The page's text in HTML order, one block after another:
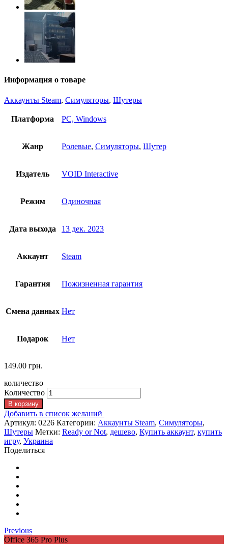
Информация о товаре
Аккаунты Steam, Симуляторы, Шутеры
Платформа PC, Windows
Жанр Ролевые, Симуляторы, Шутер
Издатель VOID Interactive
Режим Одиночная
Дата выхода 13 дек. 2023
Аккаунт Steam
Гарантия Пожизненная гарантия
Смена данных Нет
Подарок Нет
149.00 грн.
количество
Количество
В корзину
Добавить в список желаний
Артикул: 0226 Категории: Аккаунты Steam, Симуляторы,
Шутеры Метки: Ready or Not, дешево, Купить аккаунт, купить
игру, Украина
Поделиться
Previous
Office 365 Pro Plus